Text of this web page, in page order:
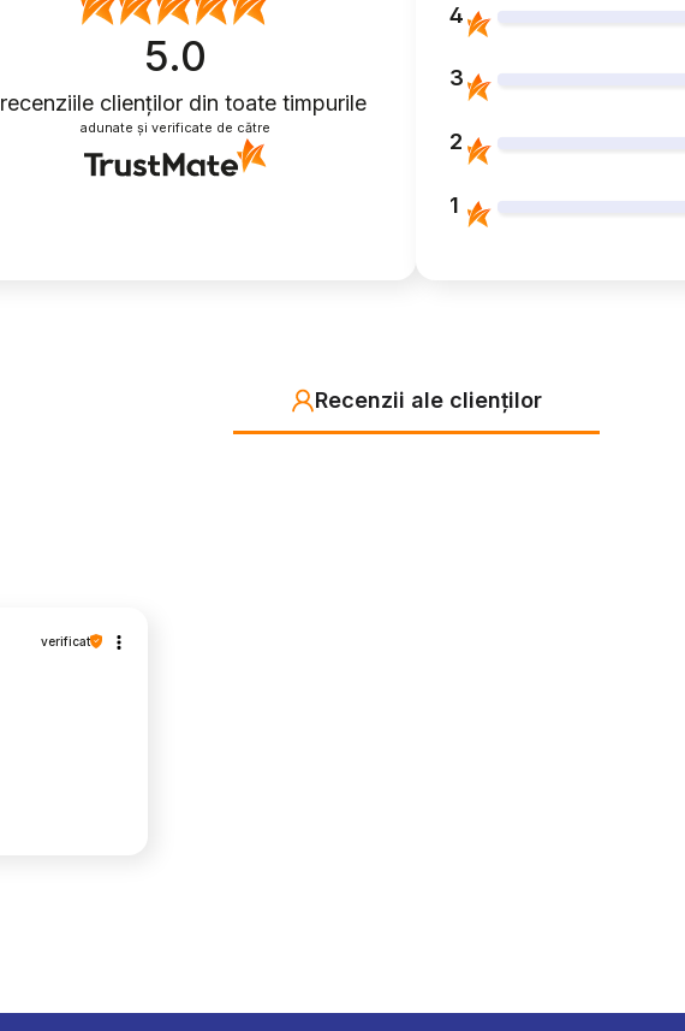
5.0
recenziile clienților din toate timpurile
adunate și verificate de către
4
3
2
1
Recenzii ale clienților
verificat